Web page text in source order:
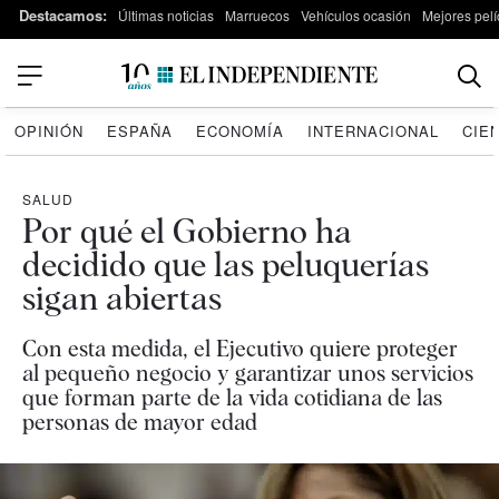
Destacamos: Últimas noticias Marruecos Vehículos ocasión Mejores
OPINIÓN ESPAÑA ECONOMÍA INTERNACIONAL
SALUD
Por qué el Gobierno ha
decidido que las peluquerías
sigan abiertas
Con esta medida, el Ejecutivo quiere proteger
al pequeño negocio y garantizar unos servicios
que forman parte de la vida cotidiana de las
personas de mayor edad